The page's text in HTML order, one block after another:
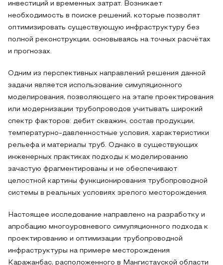
инвестиций и временных затрат. Возникает
необходимость в поиске решений, которые позволят
оптимизировать существующую инфраструктуру без
полной реконструкции, основываясь на точных расчётах
и прогнозах.
Одним из перспективных направлений решения данной
задачи является использование симуляционного
моделирования, позволяющего на этапе проектирования
или модернизации трубопроводов учитывать широкий
спектр факторов: дебит скважин, состав продукции,
температурно-давленностные условия, характеристики
рельефа и материалы труб. Однако в существующих
инженерных практиках подходы к моделированию
зачастую фрагментированы и не обеспечивают
целостной картины функционирования трубопроводной
системы в реальных условиях зрелого месторождения.
Настоящее исследование направлено на разработку и
апробацию многоуровневого симуляционного подхода к
проектированию и оптимизации трубопроводной
инфраструктуры на примере месторождения
Каражанбас, расположенного в Мангистауской области